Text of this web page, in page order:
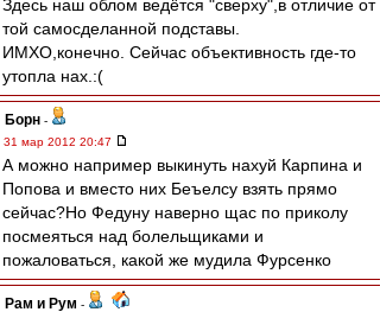
Здесь наш облом ведётся "сверху",в отличие от
той самосделанной подставы.
ИМХО,конечно. Сейчас объективность где-то
утопла нах.:(
Борн -
31 мар 2012 20:47
А можно например выкинуть нахуй Карпина и
Попова и вместо них Беъелсу взять прямо
сейчас?Но Федуну наверно щас по приколу
посмеяться над болельщиками и
пожаловаться, какой же мудила Фурсенко
Рам и Рум -